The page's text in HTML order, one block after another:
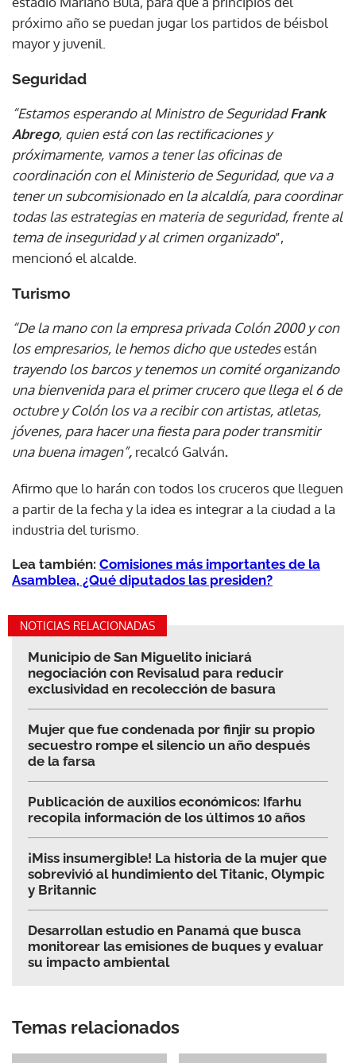
próximo año se puedan jugar los partidos de béisbol
mayor y juvenil.
Seguridad
“Estamos esperando al Ministro de SeguridadFrank
Abrego, quien está con las rectificaciones y
próximamente, vamos a tener las oficinas de
coordinación con el Ministerio de Seguridad, que va a
tener un subcomisionado en la alcaldía, para coordinar
todas las estrategias en materia de seguridad, frente al
tema de inseguridad y al crimen organizado”,
mencionó el alcalde.
Turismo
“De la mano con la empresa privada Colón 2000 y con
los empresarios, le hemos dicho que ustedesestán
trayendo los barcos y tenemos un comité organizando
una bienvenida para el primer crucero que llega el 6 de
octubre y Colón los va a recibir con artistas, atletas,
jóvenes, para hacer una fiesta para poder transmitir
una buena imagen”, recalcó Galván.
Afirmo que lo harán con todos los cruceros que lleguen
a partir de la fecha y la idea es integrar a la ciudad a la
industria del turismo.
Lea también: Comisiones más importantes de la
Asamblea, ¿Qué diputados las presiden?
NOTICIAS RELACIONADAS
Municipio de San Miguelito iniciará
negociación con Revisalud para reducir
exclusividad en recolección de basura
Mujer que fue condenada por finjir su propio
secuestro rompe el silencio un año después
de la farsa
Publicación de auxilios económicos: Ifarhu
recopila información de los últimos 10 años
¡Miss insumergible! La historia de la mujer que
sobrevivió al hundimiento del Titanic, Olympic
y Britannic
Desarrollan estudio en Panamá que busca
monitorear las emisiones de buques y evaluar
su impacto ambiental
Temas relacionados